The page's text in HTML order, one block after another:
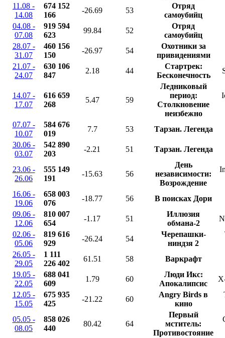
11.08 -
14.08
674 152
166
-26.69 53
Отряд
самоубийц
04.08 -
07.08
919 594
623
99.84 52
Отряд
самоубийц
28.07 -
31.07
460 156
150
-26.97 54
Охотники за
привидениями
21.07 -
24.07
630 106
847
2.18 44
Стартрек:
Бесконечность
14.07 -
17.07
616 659
268
5.47 59
Ледниковый
период:
Столкновение
неизбежно
07.07 -
10.07
584 676
019
7.7 53
Тарзан. Легенда
30.06 -
03.07
542 890
203
-2.21 51 Тарзан. Легенда
23.06 -
26.06
555 149
191
-15.63 56
День
независимости:
Возрождение
16.06 -
19.06
658 003
076
-18.77 56
В поисках Дори
09.06 -
12.06
810 007
654
-1.17 51
Иллюзия
обмана-2
02.06 -
05.06
819 616
929
-26.24 54
Черепашки-
ниндзя 2
26.05 -
29.05
1 111
226 402
61.51 58
Варкрафт
19.05 -
22.05
688 041
609
1.79 60
Люди Икс:
Апокалипсис
12.05 -
15.05
675 935
425
-21.22 60
Angry Birds в
кино
05.05 -
08.05
858 026
440
80.42 64
Первый
мститель:
Противостояние